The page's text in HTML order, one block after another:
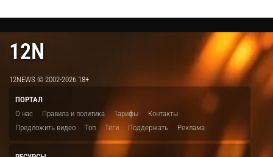
12N
12NEWS © 2002-2026 18+
ПОРТАЛ
О нас
Правила и политика Тарифы
Контакты
Предложить видео
Топ Теги Поддержать Реклама